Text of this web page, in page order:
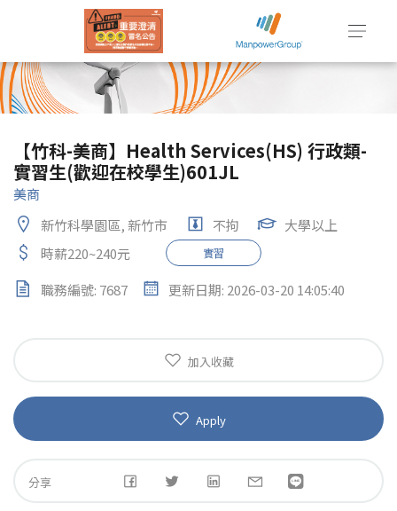
【竹科-美商】Health Services(HS) 行政類-
實習生(歡迎在校學生)601JL
美商
新竹科學園區, 新竹市
不拘
大學以上
時薪220~240元
實習
職務編號: 7687 更新日期: 2026-03-20 14:05:40
加入收藏
Apply
分享